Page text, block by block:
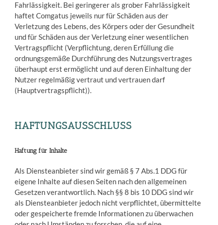
Fahrlässigkeit. Bei geringerer als grober Fahrlässigkeit
haftet Comgatus jeweils nur für Schäden aus der
Verletzung des Lebens, des Körpers oder der Gesundheit
und für Schäden aus der Verletzung einer wesentlichen
Vertragspflicht (Verpflichtung, deren Erfüllung die
ordnungsgemäße Durchführung des Nutzungsvertrages
überhaupt erst ermöglicht und auf deren Einhaltung der
Nutzer regelmäßig vertraut und vertrauen darf
(Hauptvertragspflicht)).
HAFTUNGSAUSSCHLUSS
Haftung für Inhalte
Als Diensteanbieter sind wir gemäß § 7 Abs.1 DDG für
eigene Inhalte auf diesen Seiten nach den allgemeinen
Gesetzen verantwortlich. Nach §§ 8 bis 10 DDG sind wir
als Diensteanbieter jedoch nicht verpflichtet, übermittelte
oder gespeicherte fremde Informationen zu überwachen